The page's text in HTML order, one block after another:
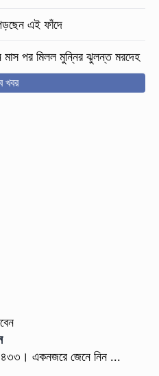
পড়ছেন এই ফাঁদে
মাস পর মিলল মুন্নির ঝুলন্ত মরদেহ
খবর
একনজরে জেনে নিন ...